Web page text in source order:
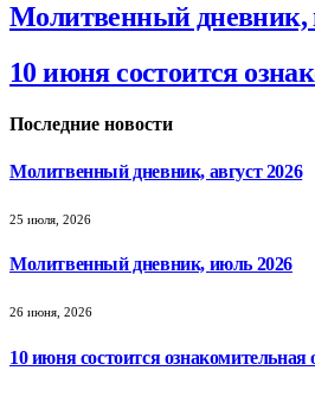
Молитвенный дневник,
10 июня состоится
Последние новости
Молитвенный дневник, август 2026
25 июля, 2026
Молитвенный дневник, июль 2026
26 июня, 2026
10 июня состоится